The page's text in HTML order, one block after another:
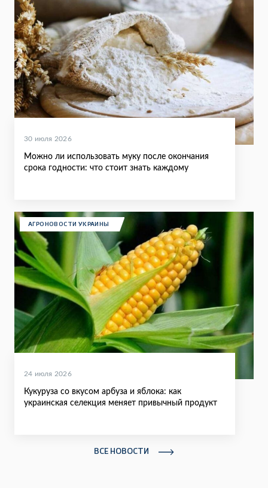
30 июля 2026
Можно ли использовать муку после окончания
срока годности: что стоит знать каждому
АГРОНОВОСТИ УКРАИНЫ
24 июля 2026
Кукуруза со вкусом арбуза и яблока: как
украинская селекция меняет привычный продукт
ВСЕ НОВОСТИ